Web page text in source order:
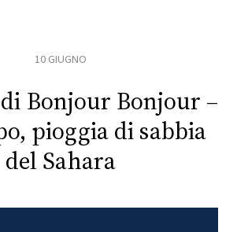
10 GIUGNO
Bonjour Bonjour –
pioggia di sabbia
del Sahara